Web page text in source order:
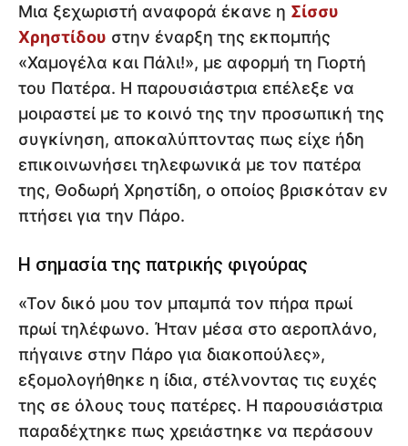
Μια ξεχωριστή αναφορά έκανε η Σίσσυ
Χρηστίδου στην έναρξη της εκπομπής
«Χαμογέλα και Πάλι!», με αφορμή τη Γιορτή
του Πατέρα. Η παρουσιάστρια επέλεξε να
μοιραστεί με το κοινό της την προσωπική της
συγκίνηση, αποκαλύπτοντας πως είχε ήδη
επικοινωνήσει τηλεφωνικά με τον πατέρα
της, Θοδωρή Χρηστίδη, ο οποίος βρισκόταν εν
πτήσει για την Πάρο.
Η σημασία της πατρικής φιγούρας
«Τον δικό μου τον μπαμπά τον πήρα πρωί
πρωί τηλέφωνο. Ήταν μέσα στο αεροπλάνο,
πήγαινε στην Πάρο για διακοπούλες»,
εξομολογήθηκε η ίδια, στέλνοντας τις ευχές
της σε όλους τους πατέρες. Η παρουσιάστρια
παραδέχτηκε πως χρειάστηκε να περάσουν